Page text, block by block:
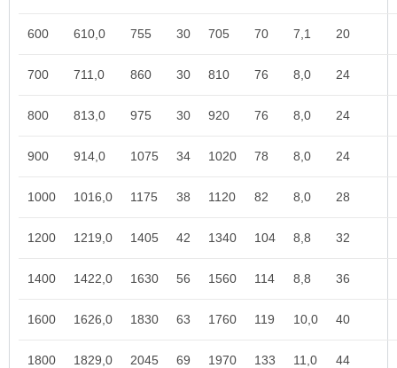
600 610,0 755 30 705 70 7,1 20
700 711,0 860 30 810 76 8,0 24
800 813,0 975 30 920 76 8,0 24
900 914,0 1075 34 1020 78 8,0 24
1000 1016,0 1175 38 1120 82 8,0 28
1200 1219,0 1405 42 1340 104 8,8 32
1400 1422,0 1630 56 1560 114 8,8 36
1600 1626,0 1830 63 1760 119 10,0 40
1800 1829,0 2045 69 1970 133 11,0 44